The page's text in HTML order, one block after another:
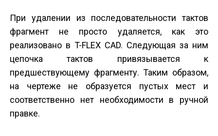
При удалении из последовательности тактов
фрагмент не просто удаляется, как это
реализовано в T-FLEX CAD. Следующая за ним
цепочка тактов привязывается к
предшествующему фрагменту. Таким образом,
на чертеже не образуется пустых мест и
соответственно нет необходимости в ручной
правке.